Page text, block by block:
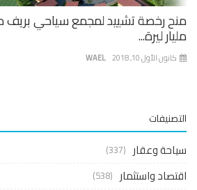
ليرة...
WAEL الأول 10, 2018
وعقار (337)
واستثمار (538)